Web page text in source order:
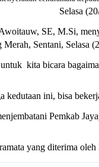
Selasa
SE, M.Si,
Sentani, Selasa
kita bicara
kedutaan ini, bisa
Pemkab
yang diterima oleh